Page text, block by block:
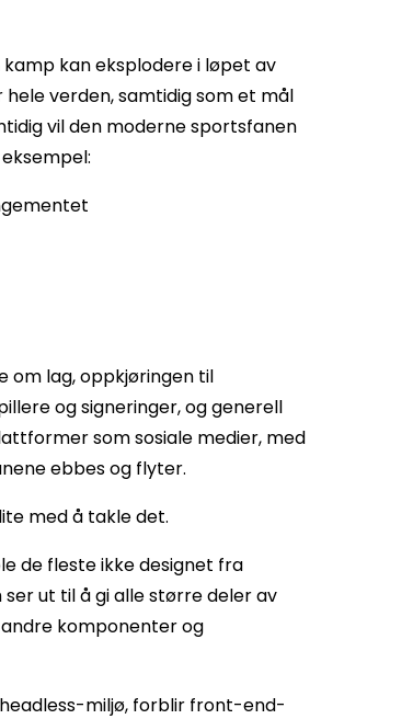
kan eksplodere i løpet av
verden, samtidig som et mål
vil den moderne sportsfanen
om lag, oppkjøringen til
og signeringer, og generell
som sosiale medier, med
ebbes og flyter.
med å takle det.
de fleste ikke designet fra
ut til å gi alle større deler av
komponenter og
miljø, forblir front-end-